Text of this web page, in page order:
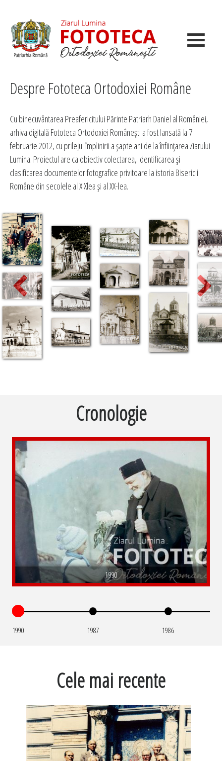
Despre Fototeca Ortodoxiei Române
Cu binecuvântarea Preafericitului Părinte Patriarh Daniel al României,
arhiva digitală Fototeca Ortodoxiei Româneşti a fost lansată la 7
februarie 2012, cu prilejul împlinirii a şapte ani de la înfiinţarea Ziarului
Lumina. Proiectul are ca obiectiv colectarea, identificarea şi
clasificarea documentelor fotografice privitoare la istoria Bisericii
Române din secolele al XIXlea şi al XX-lea.
Cronologie
1990
1990 1987 1986
Cele mai recente